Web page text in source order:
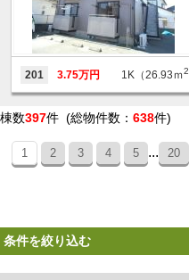
201 3.75万円 1K（26.93ｍ2
棟数397件 (総物件数： 638件)
1 2 3 4 5 ... 20
条件を絞り込む